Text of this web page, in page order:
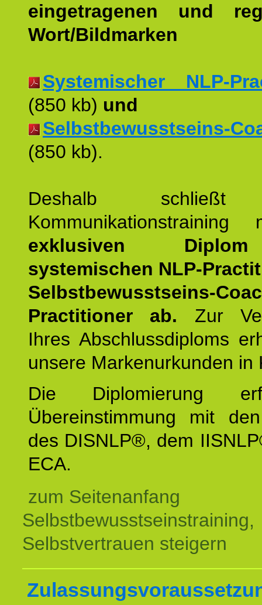
eingetragenen und
Wort/Bildmarken
Systemischer NLP-
(850 kb) und
Selbstbewusstseins-
(850 kb).
Deshalb schließt
exklusiven
systemischen NLP-
Selbstbewusstseins-
Practitioner ab. Zur
Ihres Abschlussdiploms
unsere Markenurkunden in
Die Diplomierung
Übereinstimmung mit
des DISNLP®, dem
ECA.
zum Seitenanfang
Selbstbewusstseinstraining,
Selbstvertrauen steigern